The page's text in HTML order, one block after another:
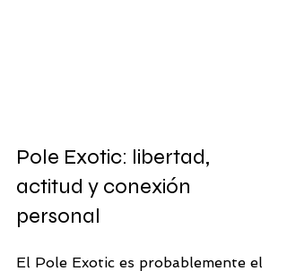
Pole Exotic: libertad,
actitud y conexión
personal
El Pole Exotic es probablemente el